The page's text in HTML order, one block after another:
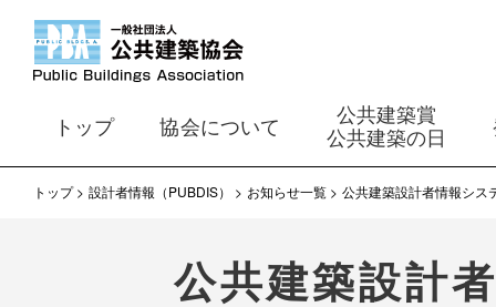
トップ 協会について
公共建築賞
公共建築の日
トップ 設計者情報（PUBDIS） お知らせ一覧 公共建築設計者情報シス
公共建築設計